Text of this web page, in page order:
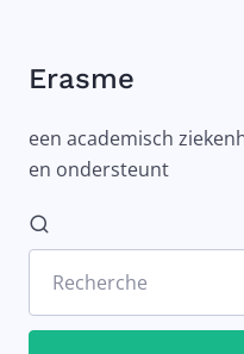
Erasme
een academisch
en ondersteunt
Recherche